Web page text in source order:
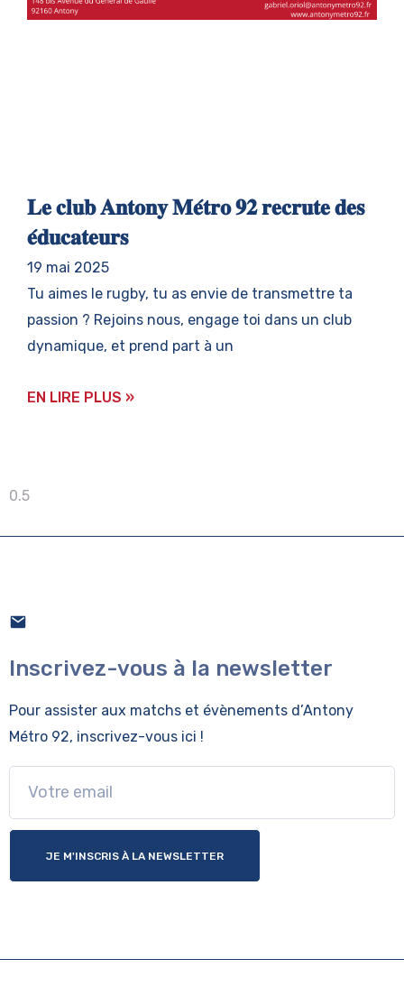
𝐋𝐞 𝐜𝐥𝐮𝐛 𝐀𝐧𝐭𝐨𝐧𝐲 𝐌𝐞́𝐭𝐫𝐨 𝟗𝟐 𝐫𝐞𝐜𝐫𝐮𝐭𝐞 𝐝𝐞𝐬
𝐞́𝐝𝐮𝐜𝐚𝐭𝐞𝐮𝐫𝐬
19 mai 2025
Tu aimes le rugby, tu as envie de transmettre ta
passion ? Rejoins nous, engage toi dans un club
dynamique, et prend part à un
EN LIRE PLUS »
Inscrivez-vous à la newsletter
Pour assister aux matchs et évènements d’Antony
Métro 92, inscrivez-vous ici !
JE M'INSCRIS À LA NEWSLETTER